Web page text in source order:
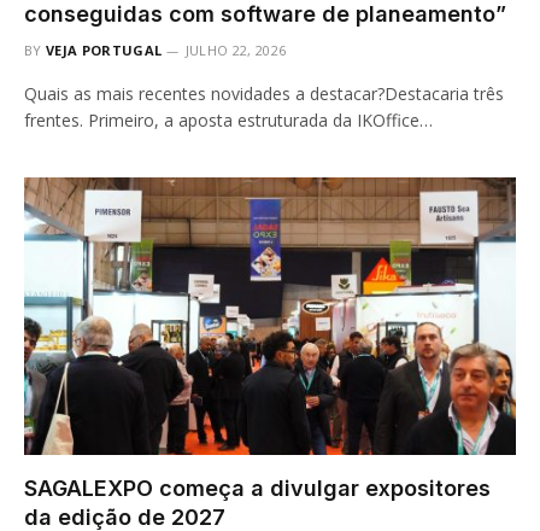
conseguidas com software de planeamento”
BY VEJA PORTUGAL JULHO 22, 2026
Quais as mais recentes novidades a destacar?Destacaria três
frentes. Primeiro, a aposta estruturada da IKOffice…
SAGALEXPO começa a divulgar expositores
da edição de 2027